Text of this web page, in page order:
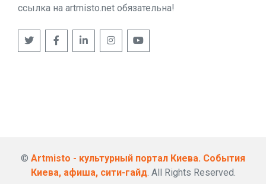
ссылка на artmisto.net обязательна!
© Artmisto - культурный портал Киева. События
Киева, афиша, сити-гайд. All Rights Reserved.